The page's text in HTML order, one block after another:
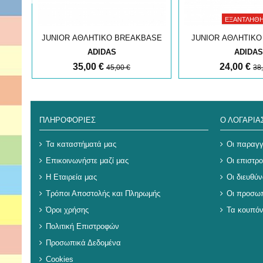
JUNIOR ΑΘΛΗΤΙΚΟ BREAKBASE
ADIDAS
35,00 € 45,00 €
JUNIOR ΑΘΛΗΤΙΚΟ
ADIDAS
24,00 €
ΠΛΗΡΟΦΟΡΊΕΣ
Τα καταστήματά μας
Επικοινωνήστε μαζί μας
Η Εταιρεία μας
Τρόποι Αποστολής και Πληρωμής
Όροι χρήσης
Πολιτική Επιστροφών
Προσωπικά Δεδομένα
Cookies
Ο
Οι
Οι
Οι
Οι
Τα